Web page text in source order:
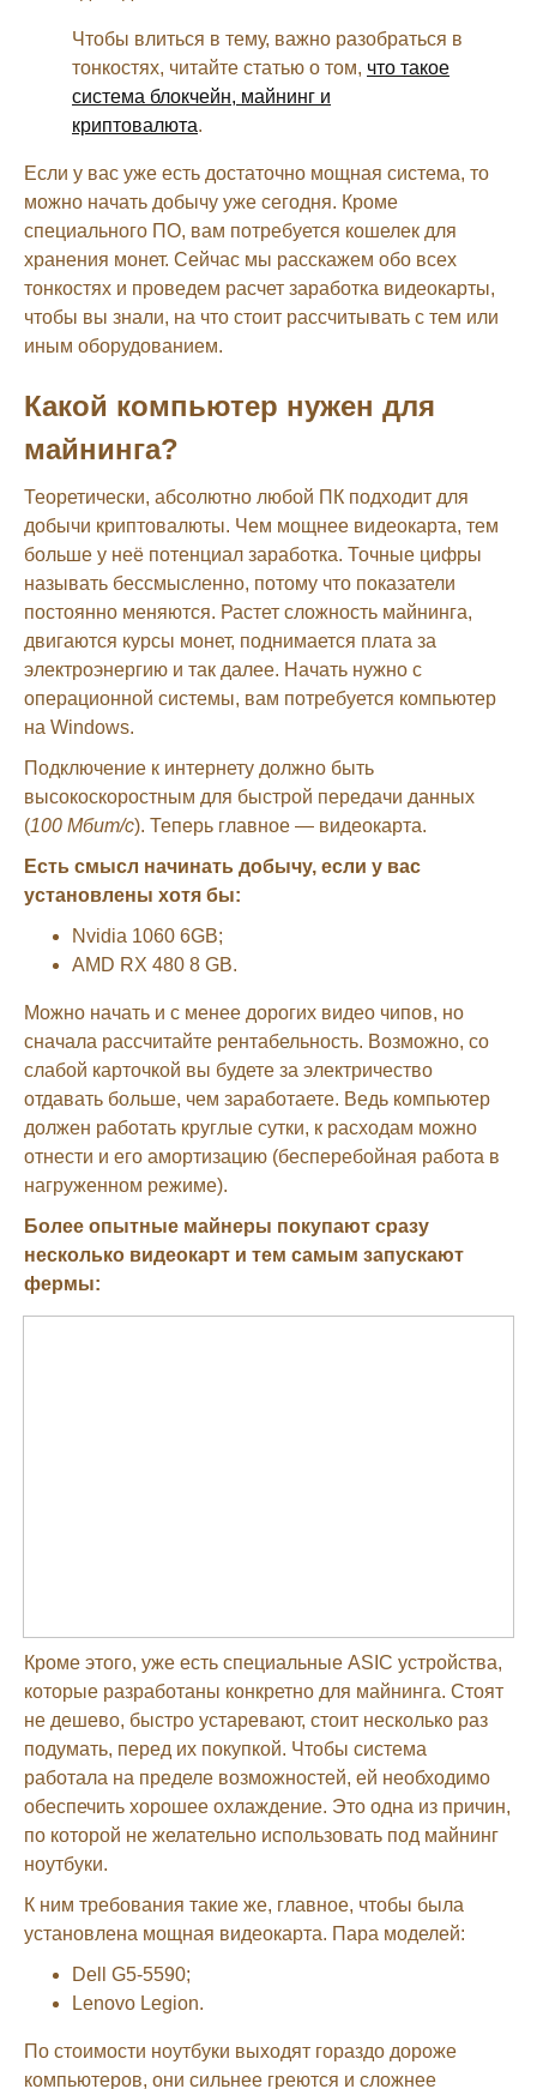
Чтобы влиться в тему, важно разобраться в
тонкостях, читайте статью о том, что такое
система блокчейн, майнинг и
криптовалюта.
Если у вас уже есть достаточно мощная система, то
можно начать добычу уже сегодня. Кроме
специального ПО, вам потребуется кошелек для
хранения монет. Сейчас мы расскажем обо всех
тонкостях и проведем расчет заработка видеокарты,
чтобы вы знали, на что стоит рассчитывать с тем или
иным оборудованием.
Какой компьютер нужен для
майнинга?
Теоретически, абсолютно любой ПК подходит для
добычи криптовалюты. Чем мощнее видеокарта, тем
больше у неё потенциал заработка. Точные цифры
называть бессмысленно, потому что показатели
постоянно меняются. Растет сложность майнинга,
двигаются курсы монет, поднимается плата за
электроэнергию и так далее. Начать нужно с
операционной системы, вам потребуется компьютер
на Windows.
Подключение к интернету должно быть
высокоскоростным для быстрой передачи данных
(100 Mбит/с). Теперь главное — видеокарта.
Есть смысл начинать добычу, если у вас
установлены хотя бы:
Nvidia 1060 6GB;
AMD RX 480 8 GB.
Можно начать и с менее дорогих видео чипов, но
сначала рассчитайте рентабельность. Возможно, со
слабой карточкой вы будете за электричество
отдавать больше, чем заработаете. Ведь компьютер
должен работать круглые сутки, к расходам можно
отнести и его амортизацию (бесперебойная работа в
нагруженном режиме).
Более опытные майнеры покупают сразу
несколько видеокарт и тем самым запускают
фермы:
Кроме этого, уже есть специальные ASIC устройства,
которые разработаны конкретно для майнинга. Стоят
не дешево, быстро устаревают, стоит несколько раз
подумать, перед их покупкой. Чтобы система
работала на пределе возможностей, ей необходимо
обеспечить хорошее охлаждение. Это одна из причин,
по которой не желательно использовать под майнинг
ноутбуки.
К ним требования такие же, главное, чтобы была
установлена мощная видеокарта. Пара моделей:
Dell G5-5590;
Lenovo Legion.
По стоимости ноутбуки выходят гораздо дороже
компьютеров, они сильнее греются и сложнее